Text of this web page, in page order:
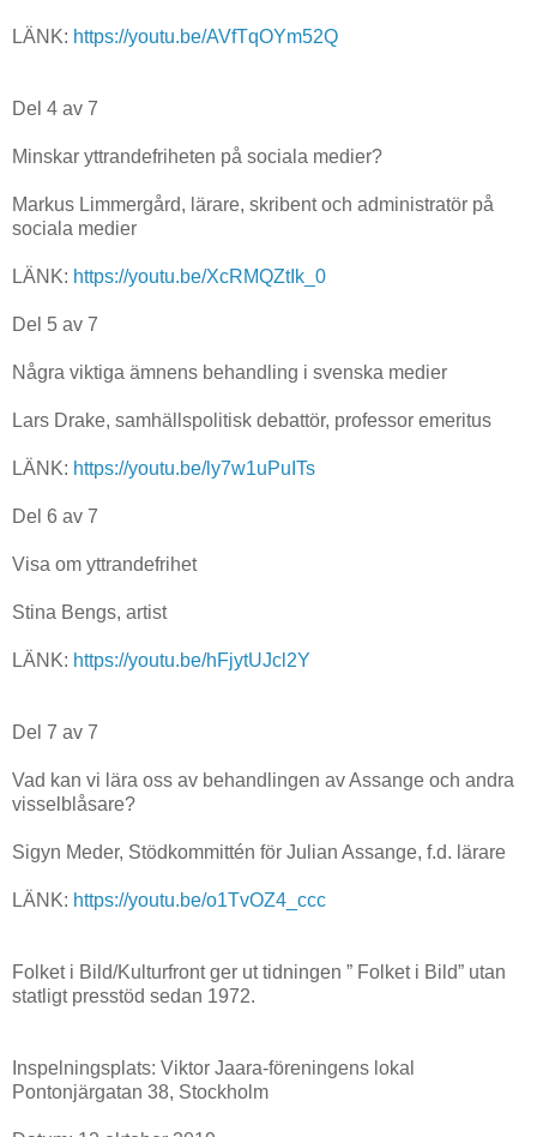
LÄNK: https://youtu.be/AVfTqOYm52Q
Del 4 av 7
Minskar yttrandefriheten på sociala medier?
Markus Limmergård, lärare, skribent och administratör på
sociala medier
LÄNK: https://youtu.be/XcRMQZtIk_0
Del 5 av 7
Några viktiga ämnens behandling i svenska medier
Lars Drake, samhällspolitisk debattör, professor emeritus
LÄNK: https://youtu.be/ly7w1uPuITs
Del 6 av 7
Visa om yttrandefrihet
Stina Bengs, artist
LÄNK: https://youtu.be/hFjytUJcl2Y
Del 7 av 7
Vad kan vi lära oss av behandlingen av Assange och andra
visselblåsare?
Sigyn Meder, Stödkommittén för Julian Assange, f.d. lärare
LÄNK: https://youtu.be/o1TvOZ4_ccc
Folket i Bild/Kulturfront ger ut tidningen ” Folket i Bild” utan
statligt presstöd sedan 1972.
Inspelningsplats: Viktor Jaara-föreningens lokal
Pontonjärgatan 38, Stockholm